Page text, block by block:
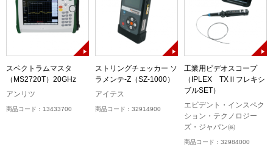
スペクトラムマスタ
（MS2720T）20GHz
アンリツ
商品コード：13433700
ストリングチェッカー ソ
ラメンテ-Z（SZ-1000）
アイテス
商品コード：32914900
工業用ビデオスコープ
（IPLEX TXⅡフレキシ
ブルSET）
エビデント・インスペク
ション・テクノロジー
ズ・ジャパン㈱
商品コード：32984000